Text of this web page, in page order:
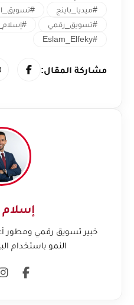
#ميديا_باينج
#تسويق_رقمي
#Eslam_Elfeky
مشاركة المقال:
إسلام
خبير تسويق رقمي ومطور
النمو باستخدام